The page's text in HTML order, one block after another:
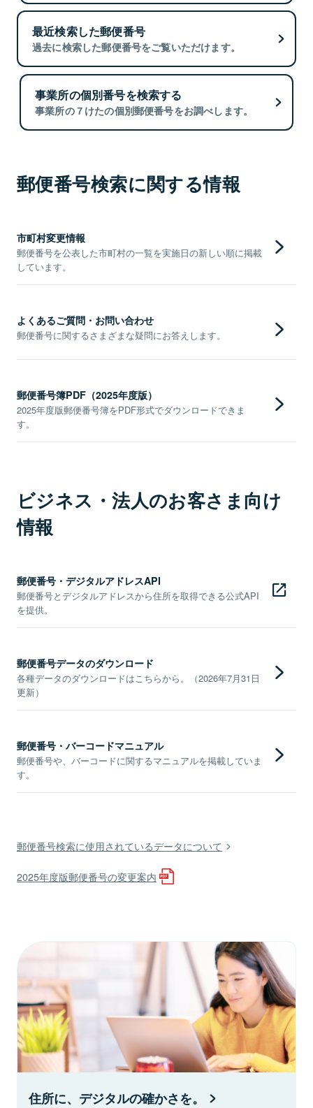
最近検索した郵便番号
過去に検索した郵便番号をご覧いただけます。
事業所の個別番号を検索する
事業所の７けたの個別郵便番号をお調べします。
郵便番号検索に関する情報
市町村変更情報
郵便番号を公表した市町村の一覧を実施日の新しい順に掲載
しています。
よくあるご質問・お問い合わせ
郵便番号に関するさまざまな疑問にお答えします。
郵便番号簿PDF（2025年度版）
2025年度版郵便番号簿をPDF形式でダウンロードできま
す。
ビジネス・法人のお客さま向け
情報
郵便番号・デジタルアドレスAPI
郵便番号とデジタルアドレスから住所を取得できる公式API
を提供。
郵便番号データのダウンロード
各種データのダウンロードはこちらから。（2026年7月31日
更新）
郵便番号・バーコードマニュアル
郵便番号や、バーコードに関するマニュアルを掲載していま
す。
郵便番号検索に使用されているデータについて
2025年度版郵便番号の変更案内
住所に、デジタルの確かさを。